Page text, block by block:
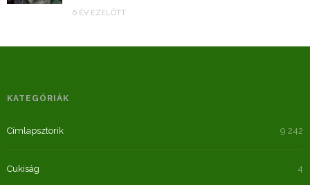
6 ÉV EZELŐTT
KATEGÓRIÁK
Címlapsztorik 9 242
Cukiság 4